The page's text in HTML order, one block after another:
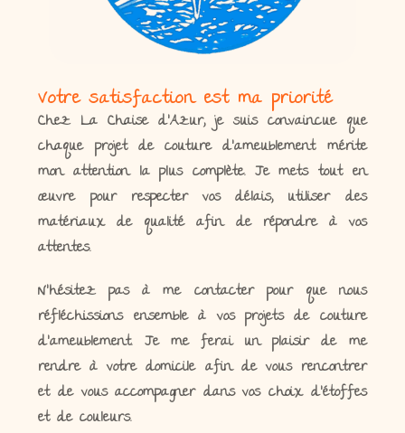
Votre satisfaction est ma priorité
Chez La Chaise d’Azur, je suis convaincue que
chaque projet de couture d’ameublement mérite
mon attention la plus complète. Je mets tout en
œuvre pour respecter vos délais, utiliser des
matériaux de qualité afin de répondre à vos
attentes.
N’hésitez pas à me contacter pour que nous
réfléchissions ensemble à vos projets de couture
d’ameublement. Je me ferai un plaisir de me
rendre à votre domicile afin de vous rencontrer
et de vous accompagner dans vos choix d’étoffes
et de couleurs.